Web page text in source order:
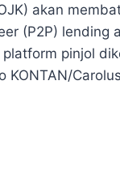
akan
(P2P) lending
pinjol